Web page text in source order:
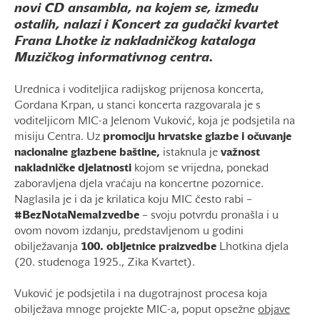
novi CD ansambla, na kojem se, između
ostalih, nalazi i Koncert za gudački kvartet
Frana Lhotke iz nakladničkog kataloga
Muzičkog informativnog centra.
Urednica i voditeljica radijskog prijenosa koncerta,
Gordana Krpan, u stanci koncerta razgovarala je s
voditeljicom MIC-a Jelenom Vuković, koja je podsjetila na
misiju Centra. Uz promociju hrvatske glazbe i očuvanje
nacionalne glazbene baštine, istaknula je važnost
nakladničke djelatnosti kojom se vrijedna, ponekad
zaboravljena djela vraćaju na koncertne pozornice.
Naglasila je i da je krilatica koju MIC često rabi –
#BezNotaNemaIzvedbe – svoju potvrdu pronašla i u
ovom novom izdanju, predstavljenom u godini
obilježavanja 100. obljetnice praizvedbe Lhotkina djela
(20. studenoga 1925., Zika Kvartet).
Vuković je podsjetila i na dugotrajnost procesa koja
obilježava mnoge projekte MIC-a, poput opsežne objave